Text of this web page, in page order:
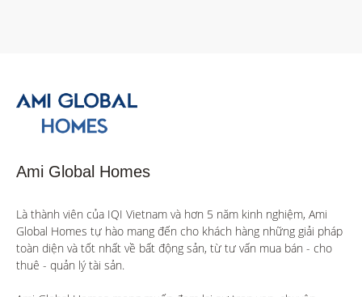
Ami Global Homes
Là thành viên của IQI Vietnam và hơn 5 năm kinh nghiệm, Ami
Global Homes tự hào mang đến cho khách hàng những giải pháp
toàn diện và tốt nhất về bất động sản, từ tư vấn mua bán - cho
thuê - quản lý tài sản.